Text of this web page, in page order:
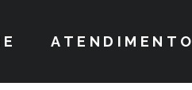
ATENDIMENTO